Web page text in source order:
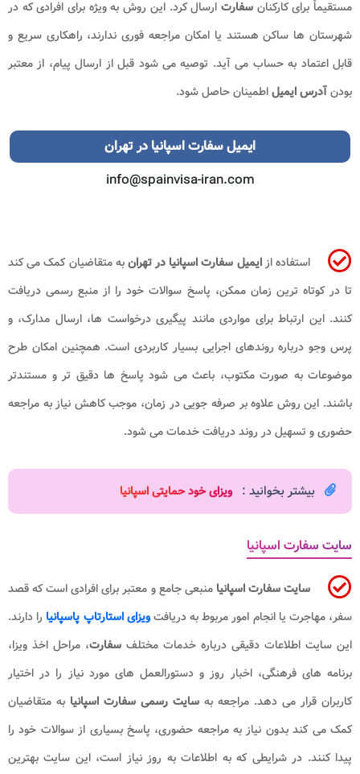
مستقیماً برای کارکنانسفارت ارسال کرد. این روش به ویژه برای افرادی که در
شهرستان ها ساکن هستند یا امکان مراجعه فوری ندارند، راهکاری سریع و
قابل اعتماد به حساب می آید. توصیه می شود قبل از ارسال پیام، از معتبر
بودنآدرس ایمیلاطمینان حاصل شود.
ایمیل سفارت اسپانیا در تهران
info@spainvisa-iran.com
استفاده ازایمیل سفارت اسپانیا در تهرانبه متقاضیان کمک می کند
تا در کوتاه ترین زمان ممکن، پاسخ سوالات خود را از منبع رسمی دریافت
کنند. این ارتباط برای مواردی مانند پیگیری درخواست ها، ارسال مدارک، و
پرس وجو درباره روندهای اجرایی بسیار کاربردی است. همچنین امکان طرح
موضوعات به صورت مکتوب، باعث می شود پاسخ ها دقیق تر و مستندتر
باشند. این روش علاوه بر صرفه جویی در زمان، موجب کاهش نیاز به مراجعه
حضوری و تسهیل در روند دریافت خدمات می شود.
بیشتر بخوانید : ویزای خود حمایتی اسپانیا
سایت سفارت اسپانیا
سایت سفارت اسپانیامنبعی جامع و معتبر برای افرادی است که قصد
سفر، مهاجرت یا انجام امور مربوط به دریافتویزای استارتاپ پاسپانیا را دارند.
این سایت اطلاعات دقیقی درباره خدمات مختلف سفارت، مراحل اخذ ویزا،
برنامه های فرهنگی، اخبار روز و دستورالعمل های مورد نیاز را در اختیار
کاربران قرار می دهد. مراجعه به سایت رسمی سفارت اسپانیا به متقاضیان
کمک می کند بدون نیاز به مراجعه حضوری، پاسخ بسیاری از سوالات خود را
پیدا کنند. در شرایطی که به اطلاعات به روز نیاز است، این سایت بهترین